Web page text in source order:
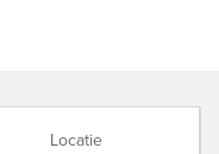
Locatie